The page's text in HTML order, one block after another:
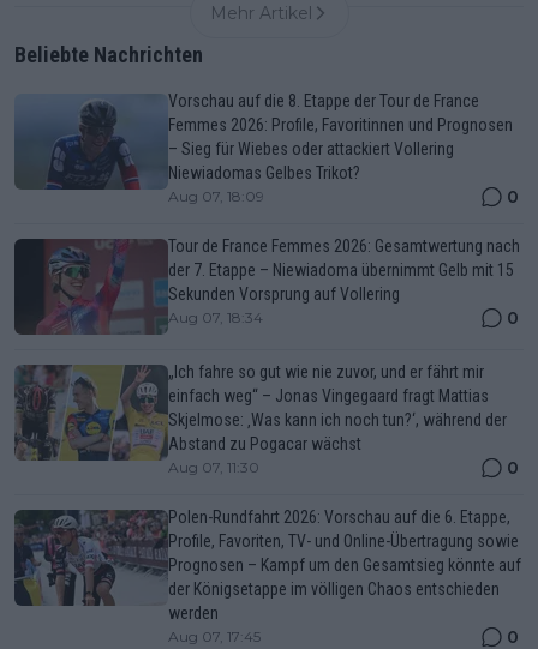
Mehr Artikel
Beliebte Nachrichten
Vorschau auf die 8. Etappe der Tour de France
Femmes 2026: Profile, Favoritinnen und Prognosen
– Sieg für Wiebes oder attackiert Vollering
Niewiadomas Gelbes Trikot?
Aug 07, 18:09 0
Tour de France Femmes 2026: Gesamtwertung nach
der 7. Etappe – Niewiadoma übernimmt Gelb mit 15
Sekunden Vorsprung auf Vollering
Aug 07, 18:34 0
„Ich fahre so gut wie nie zuvor, und er fährt mir
einfach weg“ – Jonas Vingegaard fragt Mattias
Skjelmose: ‚Was kann ich noch tun?‘, während der
Abstand zu Pogacar wächst
Aug 07, 11:30 0
Polen-Rundfahrt 2026: Vorschau auf die 6. Etappe,
Profile, Favoriten, TV- und Online-Übertragung sowie
Prognosen – Kampf um den Gesamtsieg könnte auf
der Königsetappe im völligen Chaos entschieden
werden
Aug 07, 17:45 0